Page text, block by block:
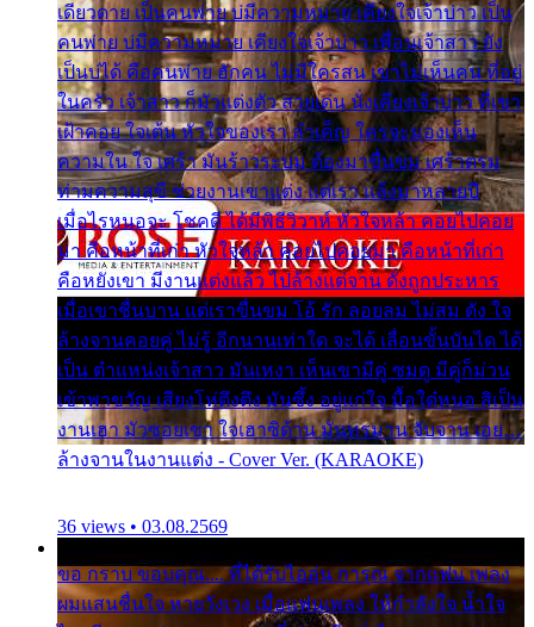
เดียวดาย เป็นคนพ่าย บ่มีความหมาย เคียงใจเจ้าบ่าว เป็น
คนพ่าย บ่มีความหมาย เคียงใจเจ้าบ่าว เพื่อนเจ้าสาว ยัง
เป็นบ่ได้ คือคนพ่าย ฮักคน ไม่มีใครสน เขาไม่เห็นคน ที่อยู่
ในครัว เจ้าสาว ก็มัวแต่งตัว สวยเด่น นั่งเคียงเจ้าบ่าว ที่เขา
เฝ้าคอย ใจเต้น หัวใจของเรา ลำเค็ญ ใครจะมองเห็น
ความใน ใจ เศร้า มันร้าวระบม ต้องมาขื่นขม เศร้าตรม
ท่ามความสุขี ช่วยงานเขาแต่ง แต่เรา แล้งมาหลายปี
เมื่อไรหนอจะ โชคดี ได้มีพิธีวิวาห์ หัวใจหล้า คอยไปคอย
มา คือหน้าที่เก่า หัวใจหล้า คอยไปคอยมา คือหน้าที่เก่า
คือหยังเขา มีงานแต่งแล้ว ไปล้างแต่จาน ดั่งถูกประหาร
เมื่อเขาชื่นบาน แต่เราขื่นขม โอ้ รัก ลอยลม ไม่สม ดัง ใจ
ล้างจานคอยคู่ ไม่รู้ อีกนานเท่าใด จะได้ เลื่อนขั้นบันได ได้
เป็น ตำแหน่งเจ้าสาว มันเหงา เห็นเขามีคู่ ซมดู มีคู่ก็ม่วน
เข้าพาขวัญ เสียงโห่ตึงตึง มันซึ้ง อยู่แก่ใจ มื้อใด๋หนอ สิเป็น
งานเฮา มัวซอยเขา ใจเฮาซิด้าน มันทรมาน จับจาน เอย…
ล้างจานในงานแต่ง - Cover Ver. (KARAOKE)
36 views • 03.08.2569
ขอ กราบ ขอบคุณ.... ที่ได้รับไออุ่น การุณ จากแฟน เพลง
ผมแสนชื่นใจ หายวังเวง เมื่อแฟนเพลง ให้กำลังใจ น้ำใจ